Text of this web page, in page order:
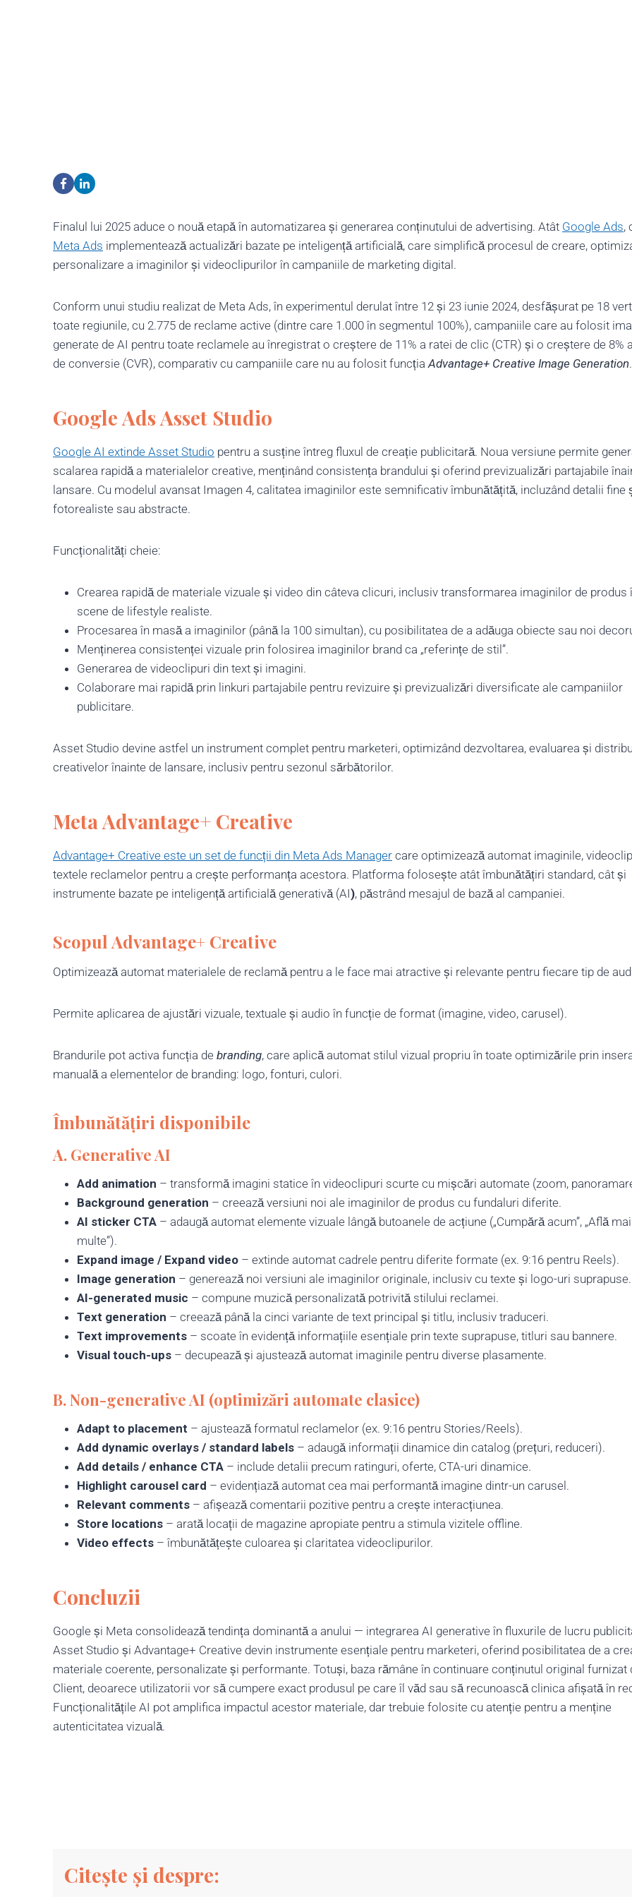
Finalul lui 2025 aduce o nouă etapă în automatizarea și generarea conținutului de advertising. Atât Google Ads,
Meta Ads implementează actualizări bazate pe inteligență artificială, care simplifică procesul de creare,
personalizare a imaginilor și videoclipurilor în campaniile de marketing digital.
Conform unui studiu realizat de Meta Ads, în experimentul derulat între 12 și 23 iunie 2024, desfășurat pe 18
toate regiunile, cu 2.775 de reclame active (dintre care 1.000 în segmentul 100%), campaniile care au folosit
generate de AI pentru toate reclamele au înregistrat o creștere de 11% a ratei de clic (CTR) și o creștere de 8%
de conversie (CVR), comparativ cu campaniile care nu au folosit funcțiaAdvantage+ Creative Image Generation.
Google Ads Asset Studio
Google AI extinde Asset Studio pentru a susține întreg fluxul de creație publicitară. Noua versiune permite
scalarea rapidă a materialelor creative, menținând consistența brandului și oferind previzualizări partajabile
lansare. Cu modelul avansat Imagen 4, calitatea imaginilor este semnificativ îmbunătățită, incluzând detalii fine
fotorealiste sau abstracte.
Funcționalități cheie:
Crearea rapidă de materiale vizuale și video din câteva clicuri, inclusiv transformarea imaginilor de produs
scene de lifestyle realiste.
Procesarea în masă a imaginilor (până la 100 simultan), cu posibilitatea de a adăuga obiecte sau noi
Menținerea consistenței vizuale prin folosirea imaginilor brand ca „referințe de stil”.
Generarea de videoclipuri din text și imagini.
Colaborare mai rapidă prin linkuri partajabile pentru revizuire și previzualizări diversificate ale campaniilor
publicitare.
Asset Studio devine astfel un instrument complet pentru marketeri, optimizând dezvoltarea, evaluarea și
creativelor înainte de lansare, inclusiv pentru sezonul sărbătorilor.
Meta Advantage+ Creative
Advantage+ Creative este un set de funcții din Meta Ads Manager care optimizează automat imaginile,
textele reclamelor pentru a crește performanța acestora. Platforma folosește atât îmbunătățiri standard, cât și
instrumente bazate pe inteligență artificială generativă (AI), păstrând mesajul de bază al campaniei.
Scopul Advantage+ Creative
Optimizează automat materialele de reclamă pentru a le face mai atractive și relevante pentru fiecare tip de
Permite aplicarea de ajustări vizuale, textuale și audio în funcție de format (imagine, video, carusel).
Brandurile pot activa funcția de branding, care aplică automat stilul vizual propriu în toate optimizările prin
manuală a elementelor de branding: logo, fonturi, culori.
Îmbunătățiri disponibile
A. Generative AI
Add animation – transformă imagini statice în videoclipuri scurte cu mișcări automate (zoom,
Background generation – creează versiuni noi ale imaginilor de produs cu fundaluri diferite.
AI sticker CTA – adaugă automat elemente vizuale lângă butoanele de acțiune („Cumpără acum”, „Află mai
multe”).
Expand image / Expand video – extinde automat cadrele pentru diferite formate (ex. 9:16 pentru Reels).
Image generation – generează noi versiuni ale imaginilor originale, inclusiv cu texte și logo-uri suprapuse.
AI-generated music – compune muzică personalizată potrivită stilului reclamei.
Text generation – creează până la cinci variante de text principal și titlu, inclusiv traduceri.
Text improvements – scoate în evidență informațiile esențiale prin texte suprapuse, titluri sau bannere.
Visual touch-ups – decupează și ajustează automat imaginile pentru diverse plasamente.
B.Non-generative AI (optimizări automate clasice)
Adapt to placement – ajustează formatul reclamelor (ex. 9:16 pentru Stories/Reels).
Add dynamic overlays / standard labels – adaugă informații dinamice din catalog (prețuri, reduceri).
Add details / enhance CTA – include detalii precum ratinguri, oferte, CTA-uri dinamice.
Highlight carousel card – evidențiază automat cea mai performantă imagine dintr-un carusel.
Relevant comments – afișează comentarii pozitive pentru a crește interacțiunea.
Store locations – arată locații de magazine apropiate pentru a stimula vizitele offline.
Video effects – îmbunătățește culoarea și claritatea videoclipurilor.
Concluzii
Google și Meta consolidează tendința dominantă a anului — integrarea AI generative în fluxurile de lucru
Asset Studio și Advantage+ Creative devin instrumente esențiale pentru marketeri, oferind posibilitatea de a
materiale coerente, personalizate și performante. Totuși, baza rămâne în continuare conținutul original furnizat
Client, deoarece utilizatorii vor să cumpere exact produsul pe care îl văd sau să recunoască clinica afișată în
Funcționalitățile AI pot amplifica impactul acestor materiale, dar trebuie folosite cu atenție pentru a menține
autenticitatea vizuală.
Citește și despre: